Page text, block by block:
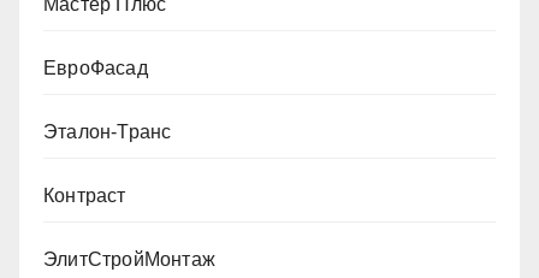
Мастер Плюс
ЕвроФасад
Эталон-Транс
Контраст
ЭлитСтройМонтаж